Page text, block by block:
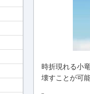
時折現れる小
壊すことが可能